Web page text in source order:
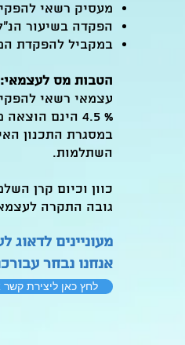
מעסיק רשאי להפקיד עד %7.5 משכרו של עובד לקרן השתלמות ולרשום הפקדה זאת
הפקדה בשיעור הנ"ל עד שכר בסך 15,712 ש"ח בחודש
במקביל להפקדת המעסיק
הטבות מס לעצמאי:
עצמאי רשאי להפקיד בקרן השתלמות עד %7
% 4.5 הינם הוצאה מותרת בניכוי.
במסגרת התכנון
השתלמות.
כוון וכיום קרן
גובה התקרה
מעוניינים לדאוג
אנחנו נבחר
לחץ כאן ליצירת קשר או חייג: